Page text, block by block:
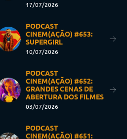
17/07/2026
PODCAST
CINEM(AÇÃO) #653:
SUPERGIRL
10/07/2026
PODCAST
CINEM(AÇÃO) #652:
GRANDES CENAS DE
ABERTURA DOS FILMES
03/07/2026
PODCAST
CINEM(AÇÃO) #651: